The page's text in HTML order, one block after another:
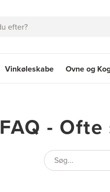
Vinkøleskabe Ovne og
FAQ -